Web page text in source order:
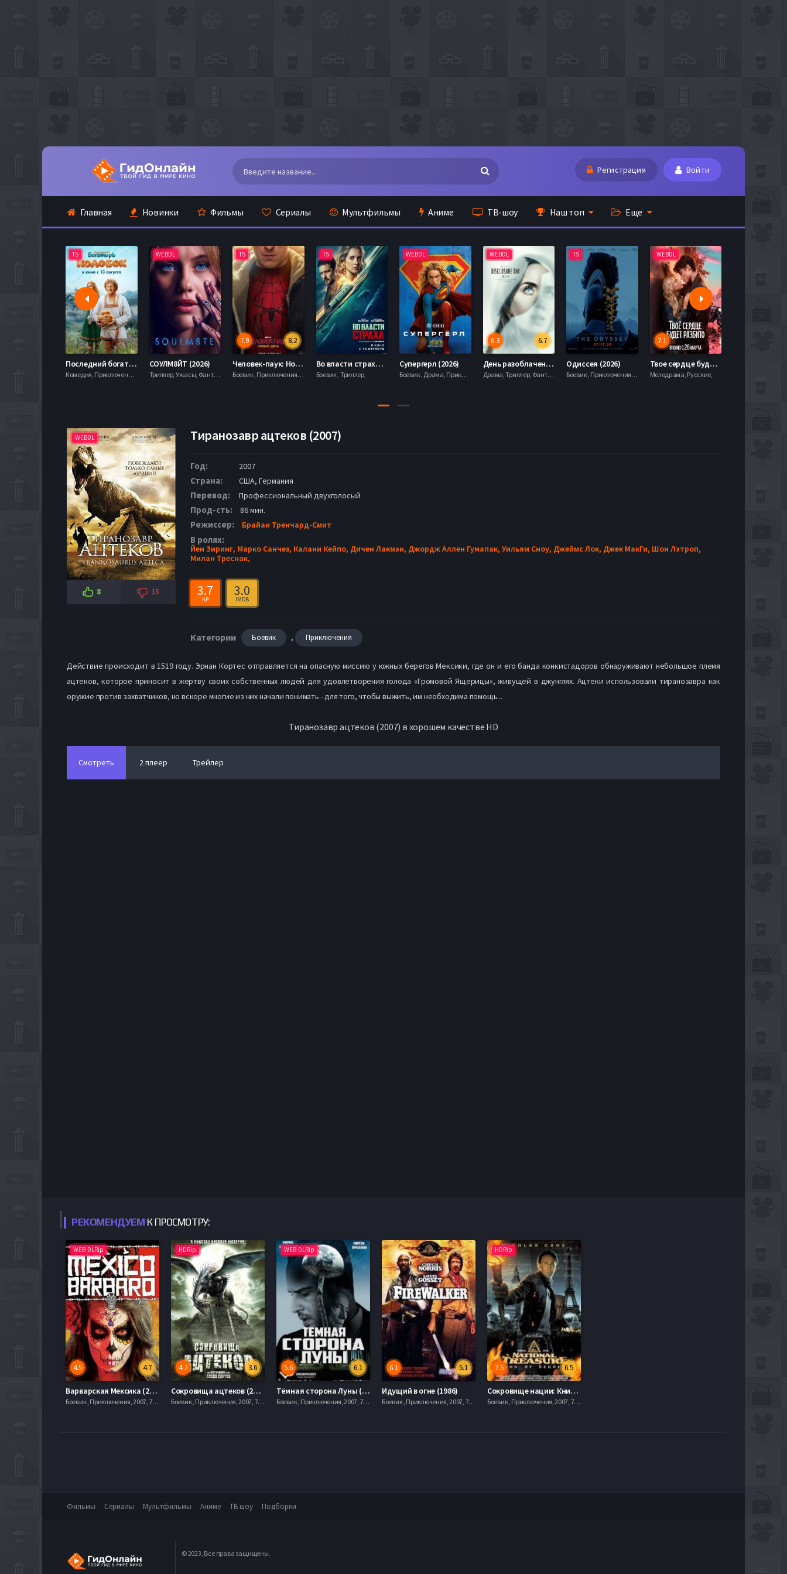
Регистрация Войти
Главная Новинки Фильмы Сериалы Мультфильмы Аниме ТВ-шоу Наш топ Еще
TS
Последний богатырь. Колобок (2026)
Комедия, Приключения, Фэнтези,
WEBDL
СОУЛМ8ЙТ (2026)
Триллер, Ужасы, Фантастика,
TS
8.2
7.9
Человек-паук: Новый день (2026)
Боевик , Приключения, Фантастика, Фэнтези,
TS
Во власти страха (2026)
Боевик , Триллер,
WEBDL
Супергерл (2026)
Боевик , Драма, Приключения, Фантастика,
WEBDL
6.7
6.3
День разоблачения (2026)
Драма, Триллер, Фантастика,
TS
Одиссея (2026)
Боевик , Приключения, Фэнтези,
WEBDL
7.1
Твое сердце будет разбито (2026)
Мелодрама, Русские,
WEBDL
8 15
Тиранозавр ацтеков (2007)
Год: 2007
Страна: США, Германия
Перевод: Профессиональный двухголосый
Прод-сть: 86 мин.
Режиссер: Брайан Тренчард-Смит
В ролях:
Йен Зиринг, Марко Санчез, Калани Кейпо, Дичен Лакмэн, Джордж Аллен Гумапак, Уильям Сноу, Джеймс Лок, Джек МакГи, Шон Лэтроп,
Милан Треснак,
3.7
KP
3.0
IMDB
Категории Боевик , Приключения
Действие происходит в 1519 году. Эрнан Кортес отправляется на опасную миссию у южных берегов Мексики, где он и его банда конкистадоров обнаруживают небольшое племя
ацтеков, которое приносит в жертву своих собственных людей для удовлетворения голода «Громовой Ящерицы», живущей в джунглях. Ацтеки использовали тиранозавра как
оружие против захватчиков, но вскоре многие из них начали понимать - для того, чтобы выжить, им необходима помощь...
Тиранозавр ацтеков (2007) в хорошем качестве HD
Смотреть 2 плеер Трейлер
РЕКОМЕНДУЕМ К ПРОСМОТРУ:
WEB-DLRip
4.7
4.5
Варварская Мексика (2014)
Боевик , Приключения, 2007, 720hd, mobilen
HDRip
3.6
4.2
Сокровища ацтеков (2008)
Боевик , Приключения, 2007, 720hd, mobilen
WEB-DLRip
6.1
5.6
Тёмная сторона Луны (2015)
Боевик , Приключения, 2007, 720hd, mobilen
5.1
6.1
Идущий в огне (1986)
Боевик , Приключения, 2007, 720hd, mobilen
HDRip
6.5
7.5
Сокровище нации: Книга Тайн (2007)
Боевик , Приключения, 2007, 720hd, mobilen
Фильмы Сериалы Мультфильмы Аниме ТВ шоу Подборки
© 2023, Все права защищены.